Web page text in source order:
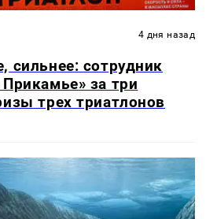
4 дня назад
сильнее: сотрудник
за три
трех триатлонов